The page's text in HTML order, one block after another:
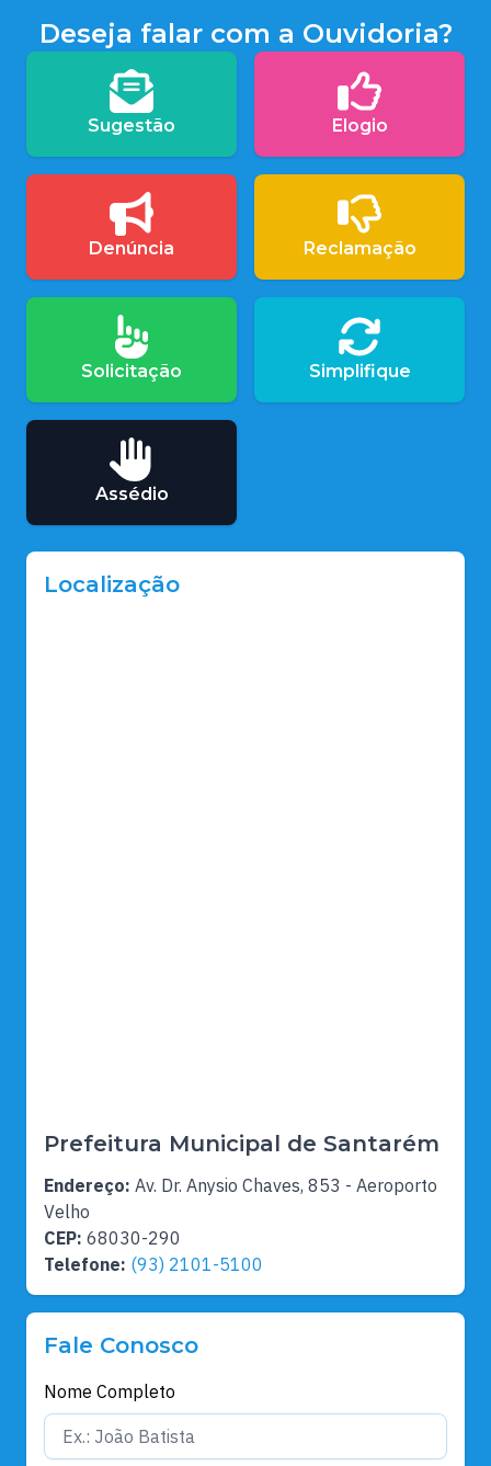
Deseja falar com a Ouvidoria?
Sugestão Elogio
Denúncia Reclamação
Solicitação Simplifique
Assédio
Localização
Prefeitura Municipal de Santarém
Endereço: Av. Dr. Anysio Chaves, 853 - Aeroporto
Velho
CEP: 68030-290
Telefone: (93) 2101-5100
Fale Conosco
Nome Completo